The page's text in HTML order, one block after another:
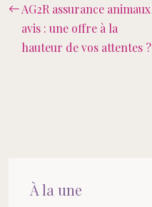
AG2R assurance animaux
avis : une offre à la
hauteur de vos attentes ?
À la une